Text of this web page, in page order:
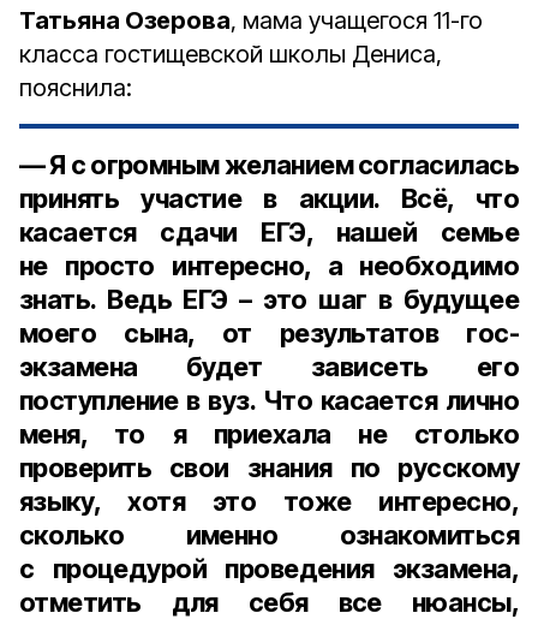
Татьяна Озерова, мама учащегося 11-го
класса гостищевской школы Дениса,
пояснила:
— Я с огромным желанием согласилась
принять участие в акции. Всё, что
касается сдачи ЕГЭ, нашей семье
не просто интересно, а необходимо
знать. Ведь ЕГЭ – это шаг в будущее
моего сына, от результатов гос-
экзамена будет зависеть его
поступление в вуз. Что касается лично
меня, то я приехала не столько
проверить свои знания по русскому
языку, хотя это тоже интересно,
сколько именно ознакомиться
с процедурой проведения экзамена,
отметить для себя все нюансы,